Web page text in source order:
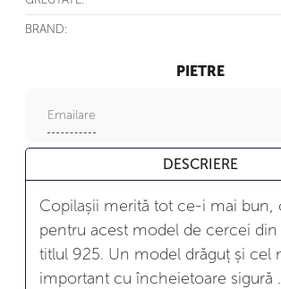
BRAND:
PIETRE
Emailare
DESCRIERE
Copilașii merită tot ce-i mai bun,
pentru acest model de cercei
titlul 925. Un model drăguț și cel
important cu încheietoare sigură .